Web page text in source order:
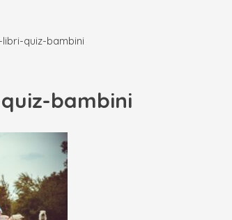
quiz-bambini
bambini